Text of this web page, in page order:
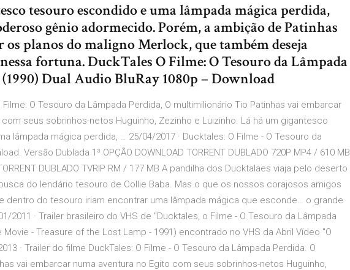
tesouro escondido e uma lâmpada mágica perdida,
gênio adormecido. Porém, a ambição de Patinhas
planos do maligno Merlock, que também deseja
fortuna. DuckTales O Filme: O Tesouro da Lâmpada
Dual Audio BluRay 1080p – Download
O Tesouro da Lâmpada Perdida, O multimilionário Tio Patinhas vai embarcar
seus sobrinhos-netos Huguinho, Zezinho e Luizinho. Lá há um gigantesco
lâmpada mágica perdida, … 25/04/2017 · Ducktales: O Filme - O Tesouro da
Versão Dublada 1ª OPÇÃO DOWNLOAD TORRENT DUBLADO 720P MP4 / 610 MB
DUBLADO TVRIP RM / 177 MB A pandilha dos Ducktalaes viaja pelo deserto
do lendário tesouro de Collie Baba. Mas o que os nossos corajosos amigos
dentro do tesouro iriam encontrar uma lâmpada mágica que esconde… o grande
2011 · Trailer brasileiro do VHS de "Ducktales, o Filme - O Tesouro da Lâmpada
Movie - Treasure of the Lost Lamp - 1991) encontrado no VHS da Abril Vídeo "O
· Trailer do filme DuckTales: O Filme - O Tesouro da Lâmpada Perdida. O
vai embarcar numa aventura no Egito com seus sobrinhos-netos Huguinho,